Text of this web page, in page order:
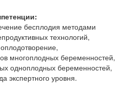
бесплодия методами
технологий,
многоплодных беременностей,
одноплодных беременностей,
экспертного уровня.